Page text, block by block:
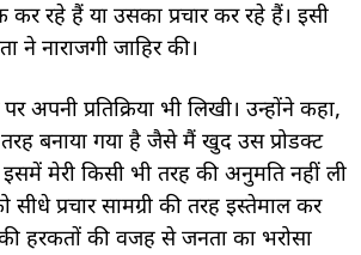
कर रहे हैं या उसका प्रचार कर रहे हैं। इसी
ने नाराजगी जाहिर की।
अपनी प्रतिक्रिया भी लिखी। उन्होंने कहा,
बनाया गया है जैसे मैं खुद उस प्रोडक्ट
इसमें मेरी किसी भी तरह की अनुमति नहीं ली
प्रचार सामग्री की तरह इस्तेमाल कर
हरकतों की वजह से जनता का भरोसा